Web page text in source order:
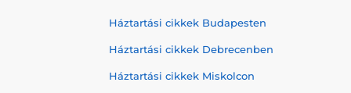
Háztartási cikkek Budapesten
Háztartási cikkek Debrecenben
Háztartási cikkek Miskolcon